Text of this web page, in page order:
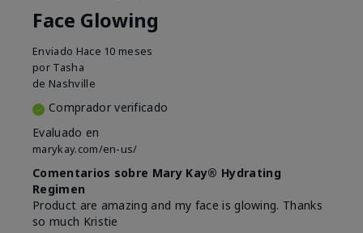
Face Glowing
Enviado Hace 10 meses
por Tasha
de Nashville
Comprador verificado
Evaluado en
marykay.com/en-us/
Comentarios sobre Mary Kay® Hydrating
Regimen
Product are amazing and my face is glowing. Thanks
so much Kristie